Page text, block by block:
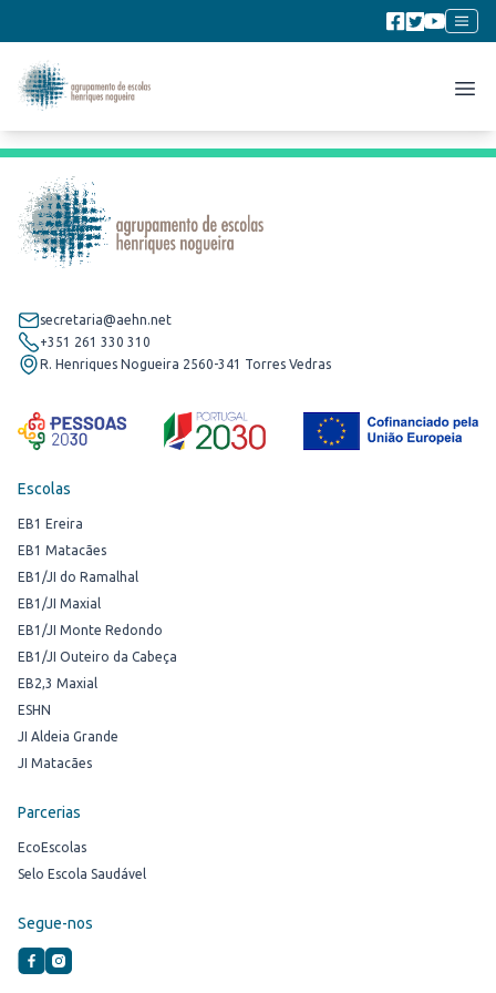
secretaria@aehn.net
+351 261 330 310
R. Henriques Nogueira 2560-341 Torres Vedras
Escolas
EB1 Ereira
EB1 Matacães
EB1/JI do Ramalhal
EB1/JI Maxial
EB1/JI Monte Redondo
EB1/JI Outeiro da Cabeça
EB2,3 Maxial
ESHN
JI Aldeia Grande
JI Matacães
Parcerias
EcoEscolas
Selo Escola Saudável
Segue-nos